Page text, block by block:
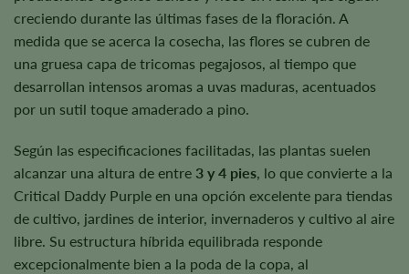
creciendo durante las últimas fases de la floración. A
medida que se acerca la cosecha, las flores se cubren de
una gruesa capa de tricomas pegajosos, al tiempo que
desarrollan intensos aromas a uvas maduras, acentuados
por un sutil toque amaderado a pino.
Según las especificaciones facilitadas, las plantas suelen
alcanzar una altura de entre 3 y 4 pies, lo que convierte a la
Critical Daddy Purple en una opción excelente para tiendas
de cultivo, jardines de interior, invernaderos y cultivo al aire
libre. Su estructura híbrida equilibrada responde
excepcionalmente bien a la poda de la copa, al